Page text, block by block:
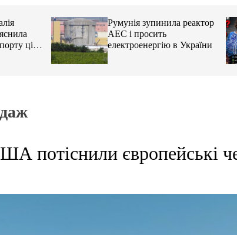
цін і
Румунія зупинила реактор
АЕС і просить
електроенергію в України
потіснили європейські